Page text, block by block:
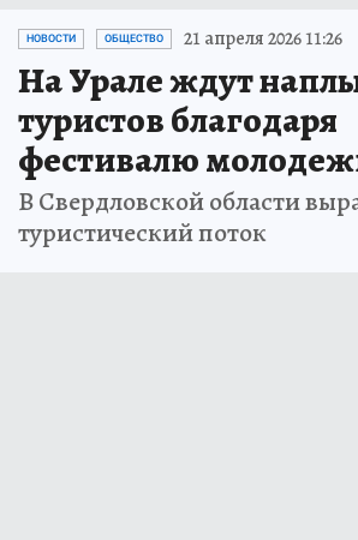
НОВОСТИ ОБЩЕСТВО 21 апреля 2026 11:26
На Урале ждут
туристов благодаря
фестивалю
В Свердловской области
туристический поток